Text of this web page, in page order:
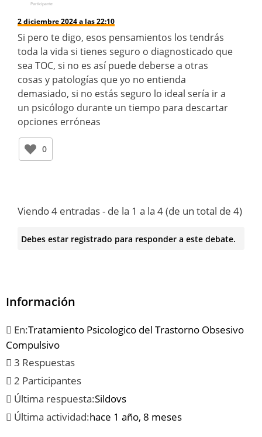
Participante
2 diciembre 2024 a las 22:10
Si pero te digo, esos pensamientos los tendrás
toda la vida si tienes seguro o diagnosticado que
sea TOC, si no es así puede deberse a otras
cosas y patologías que yo no entienda
demasiado, si no estás seguro lo ideal sería ir a
un psicólogo durante un tiempo para descartar
opciones erróneas
0
Viendo 4 entradas - de la 1 a la 4 (de un total de 4)
Debes estar registrado para responder a este debate.
Información
En:Tratamiento Psicologico del Trastorno Obsesivo
Compulsivo
3 Respuestas
2 Participantes
Última respuesta:Sildovs
Última actividad:hace 1 año, 8 meses